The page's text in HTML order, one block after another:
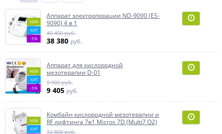
NEW
ХИТ
-5%
Аппарат электропорации ND-9090 (ES-
9090) 4 в 1
40 400 руб.
38 380 руб.
NEW
ХИТ
-5%
Аппарат для кислородной
мезотерапии D-01
9 900 руб.
9 405 руб.
NEW
ХИТ
Комбайн кислородной мезотерапии и
RF лифтинга 7в1 Micros 7D (Multi7 O2)
32 800 руб.